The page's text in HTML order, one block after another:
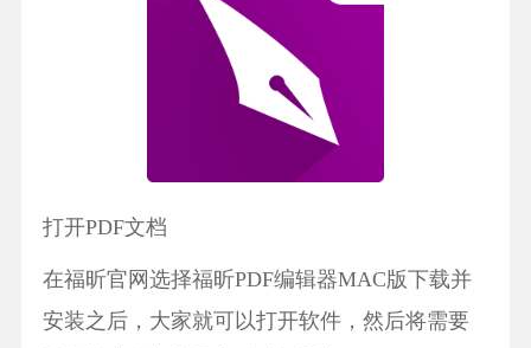
打开PDF文档
在福昕官网选择福昕PDF编辑器MAC版下载并
安装之后，大家就可以打开软件，然后将需要